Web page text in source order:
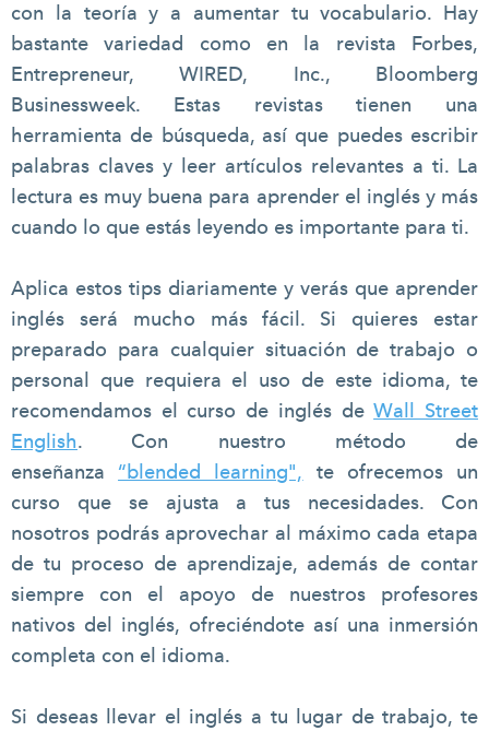
con la teoría y a aumentar tu vocabulario. Hay
bastante variedad como en la revista Forbes,
Entrepreneur, WIRED, Inc., Bloomberg
Businessweek. Estas revistas tienen una
herramienta de búsqueda, así que puedes escribir
palabras claves y leer artículos relevantes a ti. La
lectura es muy buena para aprender el inglés y más
cuando lo que estás leyendo es importante para ti.
Aplica estos tips diariamente y verás que aprender
inglés será mucho más fácil. Si quieres estar
preparado para cualquier situación de trabajo o
personal que requiera el uso de este idioma, te
recomendamos el curso de inglés deWall Street
English. Con nuestro método de
enseñanza “blended learning", te ofrecemos un
curso que se ajusta a tus necesidades. Con
nosotros podrás aprovechar al máximo cada etapa
de tu proceso de aprendizaje, además de contar
siempre con el apoyo de nuestros profesores
nativos del inglés, ofreciéndote así una inmersión
completa con el idioma.
Si deseas llevar el inglés a tu lugar de trabajo, te